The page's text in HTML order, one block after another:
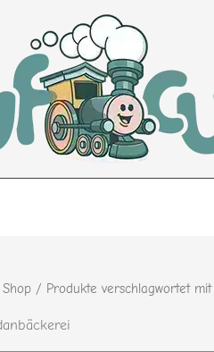
Shop / Produkte verschlagwortet mit